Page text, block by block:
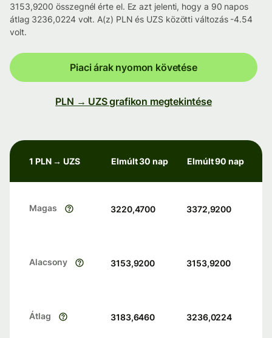
3153,9200 összegnél érte el. Ez azt jelenti, hogy a 90 napos
átlag 3236,0224 volt. A(z) PLN és UZS közötti változás -4.54
volt.
Piaci árak nyomon követése
PLN → UZS grafikon megtekintése
1 PLN → UZS Elmúlt 30 nap Elmúlt 90 nap
Magas 3220,4700 3372,9200
Alacsony 3153,9200 3153,9200
Átlag 3183,6460 3236,0224